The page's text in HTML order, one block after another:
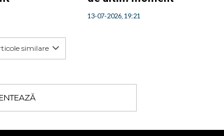
13-07-2026, 19:21
similare